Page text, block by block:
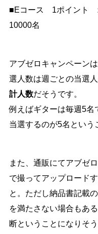
■Eコース 1ポイント
10000名
アブゼロキャンペーン
選人数は週ごとの当選人
計人数だそうです。
例えばギターは毎週5名
当選するのが5名という
また、通販にてアブゼ
で撮ってアップロード
と。ただし納品書記載
を満たさない場合もあ
断ということになりそ